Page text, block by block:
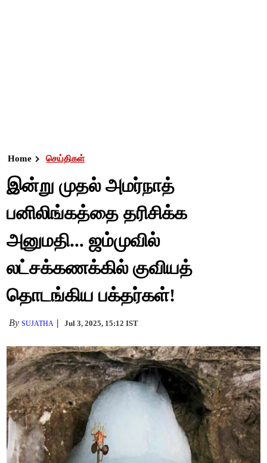
Home செய்திகள்
இன்று முதல் அமர்நாத்
பனிலிங்கத்தை தரிசிக்க
அனுமதி... ஜம்முவில்
லட்சக்கணக்கில் குவியத்
தொடங்கிய பக்தர்கள்!
BySUJATHA Jul 3, 2025, 15:12 IST